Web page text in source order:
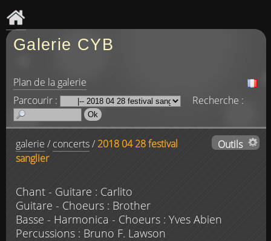
Galerie CYB
Plan de la galerie
Parcourir :
Recherche :
Outils
galerie / concerts/2018 04 28 festival
sanglier
Chant - Guitare : Carlito
Guitare - Choeurs : Brother
Basse - Harmonica - Choeurs : Yves Abien
Percussions : Bruno F. Lawson